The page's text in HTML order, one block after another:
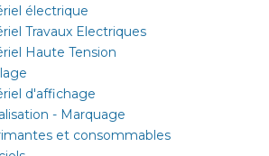
électrique
Travaux Electriques
Haute Tension
d'affichage
- Marquage
et consommables